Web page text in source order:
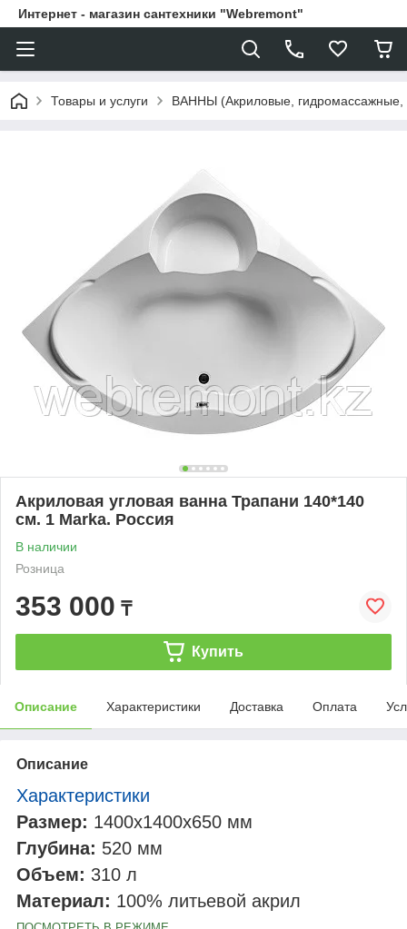
Интернет - магазин сантехники "Webremont"
Товары и услуги ВАННЫ (Акриловые,
Акриловая угловая ванна Трапани 140*140
см. 1 Marka. Россия
В наличии
Розница
353 000 ₸
Купить
Описание Характеристики Доставка Оплата
Описание
Характеристики
Размер: 1400x1400x650 мм
Глубина: 520 мм
Объем: 310 л
Материал: 100% литьевой акрил